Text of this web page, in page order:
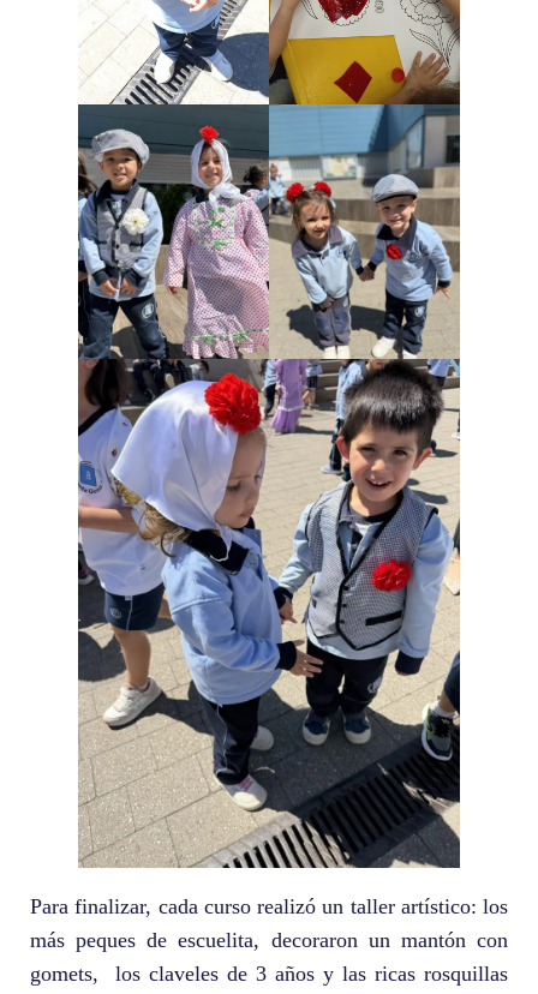
Para finalizar, cada curso realizó un taller artístico: los
más peques de escuelita, decoraron un mantón con
gomets, los claveles de 3 años y las ricas rosquillas